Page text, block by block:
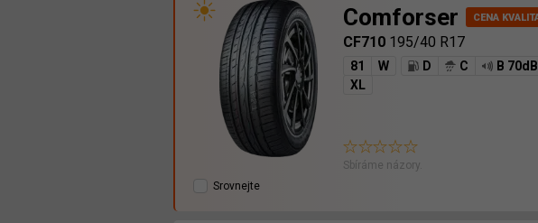
Comforser
CF710 195/40 R17
81 W D C
B 70dB
XL
Sbíráme názory.
Srovnejte